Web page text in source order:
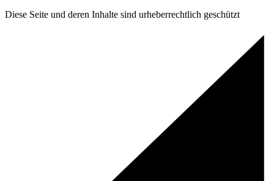
Diese Seite und deren Inhalte sind urheberrechtlich geschützt